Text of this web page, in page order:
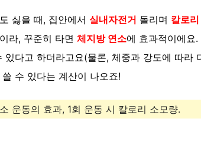
싫을 때, 집안에서 실내자전거 돌리며 칼로리
이라, 꾸준히 타면 체지방 연소에 효과적이에요
있다고 하더라고요(물론, 체중과 강도에 따라
쓸 수 있다는 계산이 나오죠!
운동의 효과, 1회 운동 시 칼로리 소모량.